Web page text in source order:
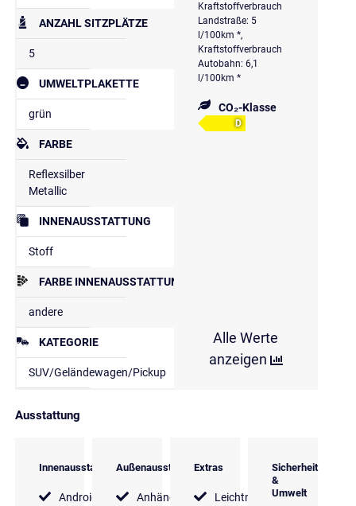
ANZAHL SITZPLÄTZE
5
UMWELTPLAKETTE
grün
FARBE
Reflexsilber
Metallic
INNENAUSSTATTUNG
Stoff
FARBE INNENAUSSTATTUNG
andere
KATEGORIE
SUV/Geländewagen/Pickup
Kraftstoffverbrauch
Landstraße: 5
l/100km *,
Kraftstoffverbrauch
Autobahn: 6,1
l/100km *
CO₂-Klasse
D
Alle Werte
anzeigen
Ausstattung
Innenausstattung
Android
Außenausstattung
Anhängerkupplung
Extras
Leichtmetallfelgen
Sicherheit
&
Umwelt